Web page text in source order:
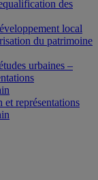
des
local
du patrimoine
urbaines –
et représentations